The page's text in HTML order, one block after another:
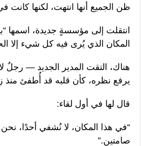
ظن الجميع أنها انتهت، لكنها كانت
انتقلت إلى مؤسسةٍ جديدة، اسمها
المكان الذي يُرى فيه كل شيء إلا
هناك، التقت المدير الجديد — رجلٌ
يرفع نظره، كأن قلبه قد أُطفئ منذ
قال لها في أول لقاء:
“في هذا المكان، لا نُشفي أحدًا،
صامتين.”